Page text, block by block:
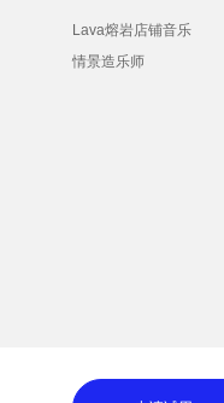
Lava熔岩店铺音乐
情景造乐师